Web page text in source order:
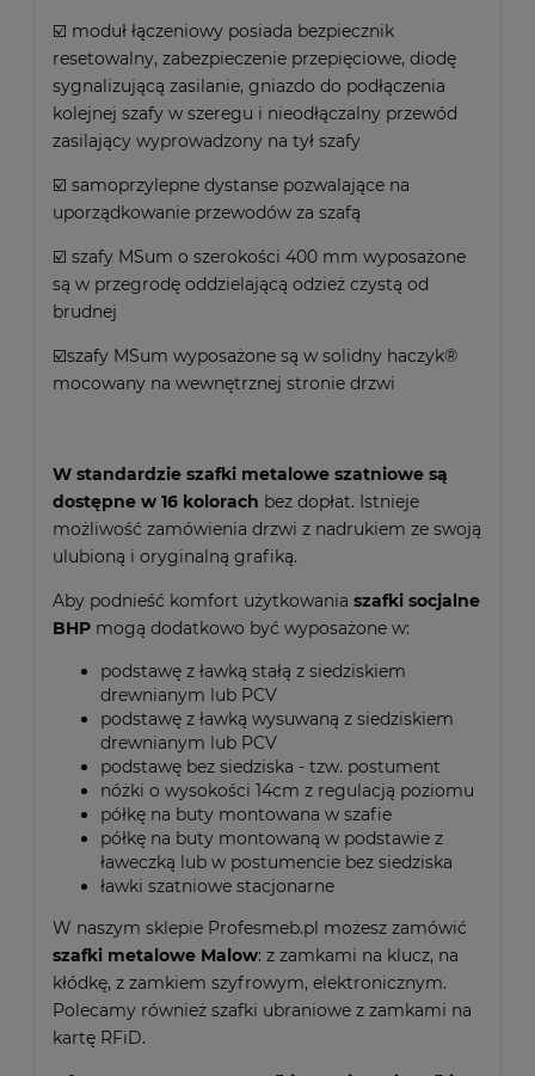
☑️ moduł łączeniowy posiada bezpiecznik
resetowalny, zabezpieczenie przepięciowe, diodę
sygnalizującą zasilanie, gniazdo do podłączenia
kolejnej szafy w szeregu i nieodłączalny przewód
zasilający wyprowadzony na tył szafy
☑️ samoprzylepne dystanse pozwalające na
uporządkowanie przewodów za szafą
☑️ szafy MSum o szerokości 400 mm wyposażone
są w przegrodę oddzielającą odzież czystą od
brudnej
☑️szafy MSum wyposażone są w solidny haczyk®
mocowany na wewnętrznej stronie drzwi
W standardzie szafki metalowe szatniowe są
dostępne w 16 kolorach bez dopłat. Istnieje
możliwość zamówienia drzwi z nadrukiem ze swoją
ulubioną i oryginalną grafiką.
Aby podnieść komfort użytkowania szafki socjalne
BHP mogą dodatkowo być wyposażone w:
podstawę z ławką stałą z siedziskiem
drewnianym lub PCV
podstawę z ławką wysuwaną z siedziskiem
drewnianym lub PCV
podstawę bez siedziska - tzw. postument
nóżki o wysokości 14cm z regulacją poziomu
półkę na buty montowana w szafie
półkę na buty montowaną w podstawie z
ławeczką lub w postumencie bez siedziska
ławki szatniowe stacjonarne
W naszym sklepie Profesmeb.pl możesz zamówić
szafki metalowe Malow: z zamkami na klucz, na
kłódkę, z zamkiem szyfrowym, elektronicznym.
Polecamy również szafki ubraniowe z zamkami na
kartę RFiD.